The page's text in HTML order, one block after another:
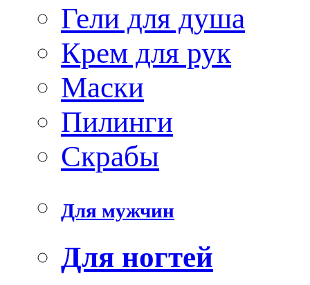
Гели для душа
Крем для рук
Маски
Пилинги
Скрабы
Для мужчин
Для ногтей